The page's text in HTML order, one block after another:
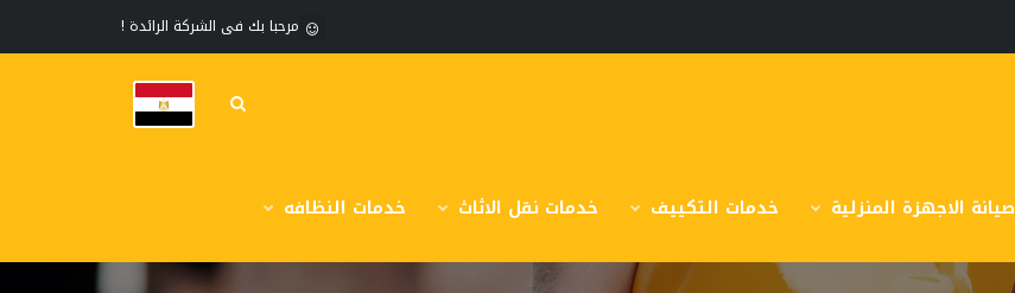
مرحبا بك فى الشركة الرائدة !
صيانة الاجهزة المنزلية خدمات التكييف خدمات نقل الاثاث خدمات النظافه